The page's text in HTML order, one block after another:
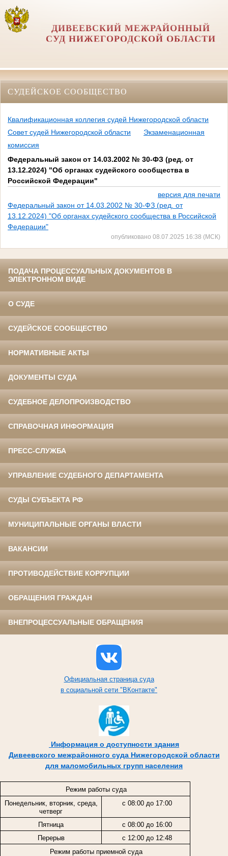
ДИВЕЕВСКИЙ МЕЖРАЙОННЫЙ
СУД НИЖЕГОРОДСКОЙ ОБЛАСТИ
СУДЕЙСКОЕ СООБЩЕСТВО
Квалификационная коллегия судей Нижегородской области
Совет судей Нижегородской области
Экзаменационная
комиссия
Федеральный закон от 14.03.2002 № 30-ФЗ (ред. от
13.12.2024) "Об органах судейского сообщества в
Российской Федерации"
версия для печати
Федеральный закон от 14.03.2002 № 30-ФЗ (ред. от
13.12.2024) "Об органах судейского сообщества в Российской
Федерации"
опубликовано 08.07.2025 16:38 (МСК)
ПОДАЧА ПРОЦЕССУАЛЬНЫХ ДОКУМЕНТОВ В
ЭЛЕКТРОННОМ ВИДЕ
О СУДЕ
СУДЕЙСКОЕ СООБЩЕСТВО
НОРМАТИВНЫЕ АКТЫ
ДОКУМЕНТЫ СУДА
СУДЕБНОЕ ДЕЛОПРОИЗВОДСТВО
СПРАВОЧНАЯ ИНФОРМАЦИЯ
ПРЕСС-СЛУЖБА
УПРАВЛЕНИЕ СУДЕБНОГО ДЕПАРТАМЕНТА
СУДЫ СУБЪЕКТА РФ
МУНИЦИПАЛЬНЫЕ ОРГАНЫ ВЛАСТИ
ВАКАНСИИ
ПРОТИВОДЕЙСТВИЕ КОРРУПЦИИ
ОБРАЩЕНИЯ ГРАЖДАН
ВНЕПРОЦЕССУАЛЬНЫЕ ОБРАЩЕНИЯ
Официальная страница суда
в социальной сети "ВКонтакте"
Информация о доступности здания
Дивеевского межрайонного суда Нижегородской области
для маломобильных групп населения
Режим работы суда
Понедельник, вторник, среда,
четверг
с 08:00 до 17:00
Пятница
с 08:00 до 16:00
Перерыв
с 12:00 до 12:48
Режим работы приемной суда